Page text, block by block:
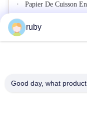
Papier De Cuisson
ruby
Good day, what